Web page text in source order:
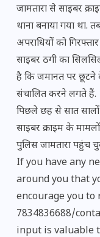
जामतारा से साइबर
थाना बनाया गया
अपराधियों को
साइबर ठगी का
है कि जमानत पर छूटने
संचालित करने लगते हैं.
पिछले छह से सात
साइबर क्राइम के
पुलिस जामतारा पहुंच
If you have any
around you that
encourage you to
7834836688/
input is valuable